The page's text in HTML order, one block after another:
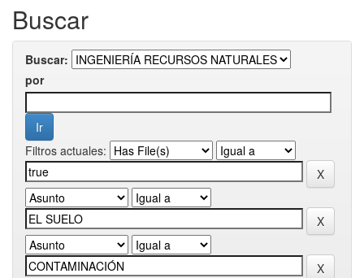
Buscar
Buscar:
por
Filtros actuales: